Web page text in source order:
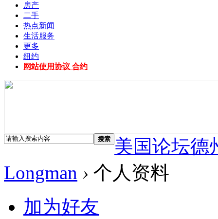
房产
二手
热点新闻
生活服务
更多
纽约
网站使用协议 合约
搜索
美国论坛德
Longman › 个人资料
加为好友